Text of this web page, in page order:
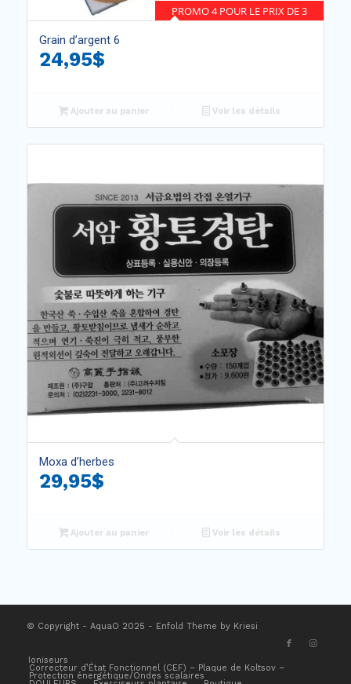
PROMO 4 POUR LE PRIX DE 3
Grain d’argent 6
24,95$
Ajouter au panier Voir les détails
Moxa d’herbes
29,95$
Ajouter au panier Voir les détails
© Copyright - AquaO 2025 - Enfold Theme by Kriesi
Ioniseurs
Correcteur d’État Fonctionnel (CEF) – Plaque de Koltsov –
Protection énergétique/Ondes scalaires